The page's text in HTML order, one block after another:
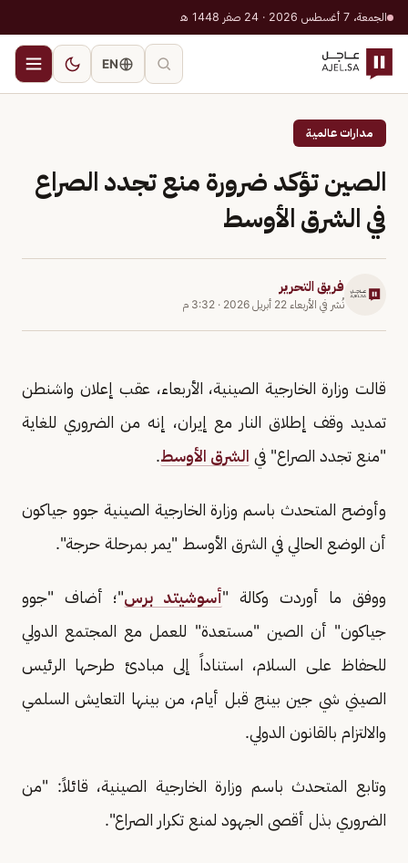
الجمعة، 7 أغسطس 2026 · 24 صفر 1448 هـ
EN
مدارات عالمية
الصين تؤكد ضرورة منع تجدد الصراع
في الشرق الأوسط
فريق التحرير
نُشر في الأربعاء 22 أبريل 2026 · 3:32 م
قالت وزارة الخارجية الصينية، الأربعاء، عقب إعلان واشنطن
تمديد وقف إطلاق النار مع إيران، إنه من الضروري للغاية
"منع تجدد الصراع" في الشرق الأوسط.
وأوضح المتحدث باسم وزارة الخارجية الصينية جوو جياكون
أن الوضع الحالي في الشرق الأوسط "يمر بمرحلة حرجة".
ووفق ما أوردت وكالة "أسوشيتد برس"؛ أضاف "جوو
جياكون" أن الصين "مستعدة" للعمل مع المجتمع الدولي
للحفاظ على السلام، استناداً إلى مبادئ طرحها الرئيس
الصيني شي جين بينج قبل أيام، من بينها التعايش السلمي
والالتزام بالقانون الدولي.
وتابع المتحدث باسم وزارة الخارجية الصينية، قائلاً: "من
الضروري بذل أقصى الجهود لمنع تكرار الصراع".